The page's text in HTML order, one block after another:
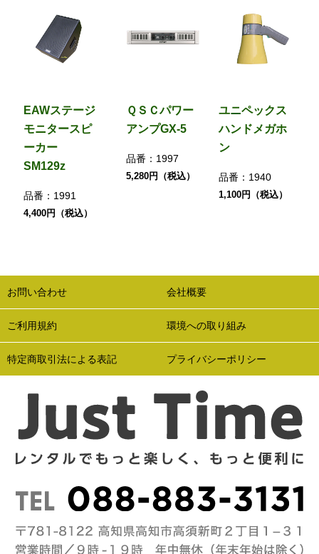
EAWステージ
モニタースピ
ーカー
SM129z
品番： 1991
4,400円（税込）
ＱＳＣパワー
アンプGX-5
品番： 1997
5,280円（税込）
ユニペックス
ハンドメガホ
ン
品番： 1940
1,100円（税込）
お問い合わせ 会社概要
ご利用規約 環境への取り組み
特定商取引法による表記 プライバシーポリシー